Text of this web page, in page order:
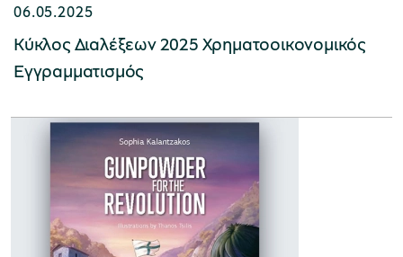
06.05.2025
Κύκλος Διαλέξεων 2025 Χρηματοοικονομικός
Εγγραμματισμός